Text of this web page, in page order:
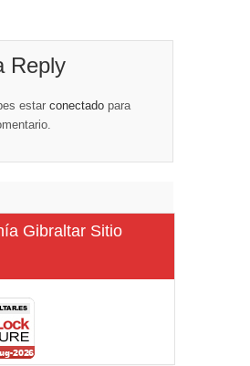
Reply
estar conectado para
Gibraltar Sitio